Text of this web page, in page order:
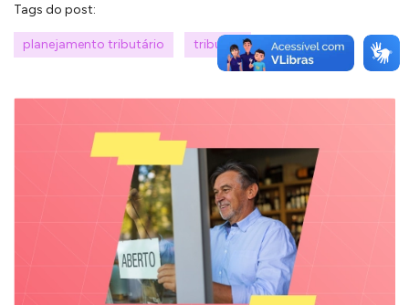
Tags do post:
planejamento tributário tributos